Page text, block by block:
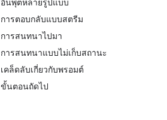
อินพุตหลายรูปแบบ
การตอบกลับแบบสตรีม
การสนทนาไปมา
การสนทนาแบบไม่เก็บสถานะ
เคล็ดลับเกี่ยวกับพรอมต์
ขั้นตอนถัดไป